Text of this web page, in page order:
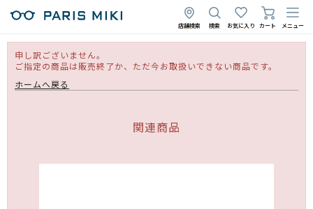
店舗検索 検索 お気に入り カート メニュー
申し訳ございません。
ご指定の商品は販売終了か、ただ今お取扱いできない商品です。
ホームへ戻る
関連商品